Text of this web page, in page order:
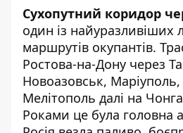
Сухопутний коридор
один із найуразливіших
маршрутів окупантів.
Ростова-на-Дону через
Новоазовськ, Маріуполь,
Мелітополь далі на
Роками це була головна